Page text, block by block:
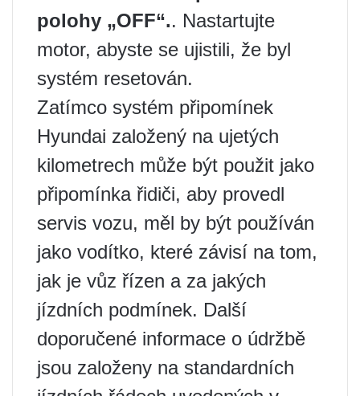
polohy „OFF“.. Nastartujte
motor, abyste se ujistili, že byl
systém resetován.
Zatímco systém připomínek
Hyundai založený na ujetých
kilometrech může být použit jako
připomínka řidiči, aby provedl
servis vozu, měl by být používán
jako vodítko, které závisí na tom,
jak je vůz řízen a za jakých
jízdních podmínek. Další
doporučené informace o údržbě
jsou založeny na standardních